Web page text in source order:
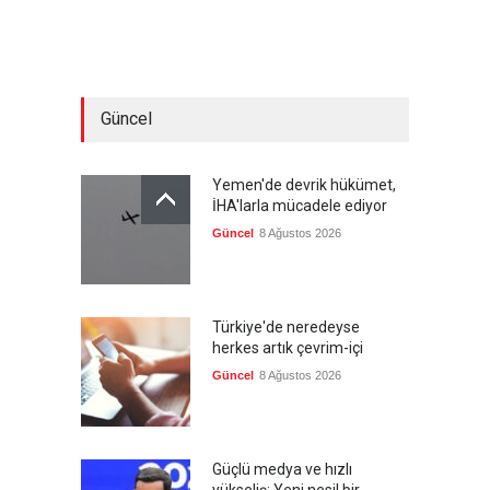
Güncel
Yemen'de devrik hükümet,
İHA'larla mücadele ediyor
Güncel 8 Ağustos 2026
Türkiye'de neredeyse
herkes artık çevrim-içi
Güncel 8 Ağustos 2026
Güçlü medya ve hızlı